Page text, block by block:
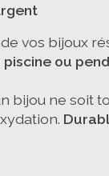
vos bijoux
piscine ou
bijou ne soit